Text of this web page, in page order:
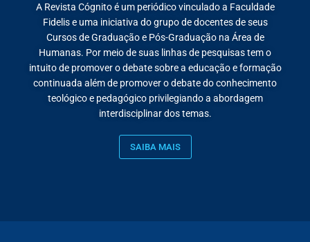
A Revista Cógnito é um periódico vinculado a Faculdade
Fidelis e uma iniciativa do grupo de docentes de seus
Cursos de Graduação e Pós-Graduação na Área de
Humanas. Por meio de suas linhas de pesquisas tem o
intuito de promover o debate sobre a educação e formação
continuada além de promover o debate do conhecimento
teológico e pedagógico privilegiando a abordagem
interdisciplinar dos temas.
SAIBA MAIS